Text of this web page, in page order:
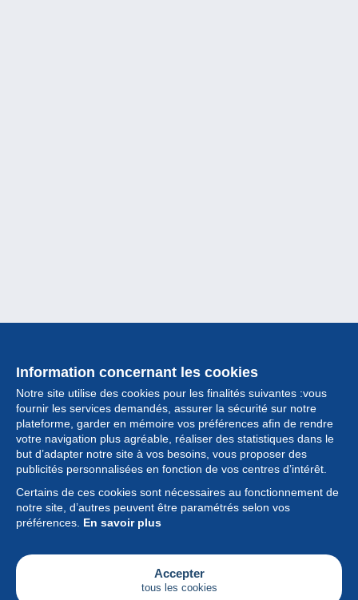
Information concernant les cookies
Notre site utilise des cookies pour les finalités suivantes :vous
fournir les services demandés, assurer la sécurité sur notre
plateforme, garder en mémoire vos préférences afin de rendre
votre navigation plus agréable, réaliser des statistiques dans le
but d’adapter notre site à vos besoins, vous proposer des
publicités personnalisées en fonction de vos centres d’intérêt.
Certains de ces cookies sont nécessaires au fonctionnement de
notre site, d’autres peuvent être paramétrés selon vos
préférences. En savoir plus
Accepter
tous les cookies
Collection
Actualités
Fonctionnalités
Société
Services